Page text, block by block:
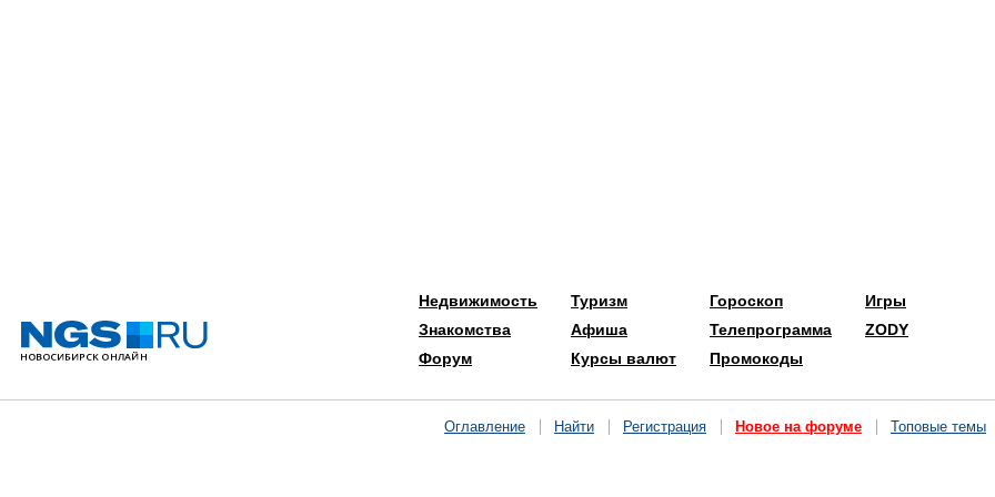
Недвижимость
Знакомства
Форум
Туризм
Афиша
Курсы валют
Гороскоп
Телепрограмма
Промокоды
Игры
ZODY
Оглавление Найти Регистрация Новое на форуме Топовые темы